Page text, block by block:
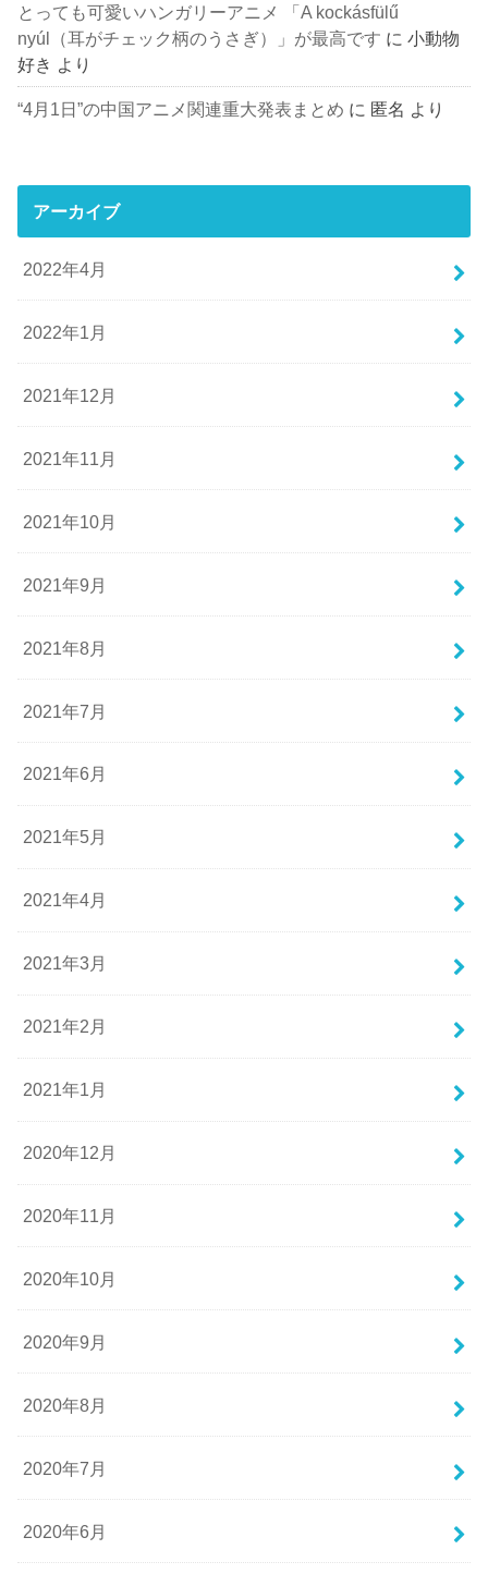
とっても可愛いハンガリーアニメ 「A kockásfülű
nyúl（耳がチェック柄のうさぎ）」が最高です に小動物
好き より
“4月1日”の中国アニメ関連重大発表まとめ に 匿名 より
アーカイブ
2022年4月
2022年1月
2021年12月
2021年11月
2021年10月
2021年9月
2021年8月
2021年7月
2021年6月
2021年5月
2021年4月
2021年3月
2021年2月
2021年1月
2020年12月
2020年11月
2020年10月
2020年9月
2020年8月
2020年7月
2020年6月